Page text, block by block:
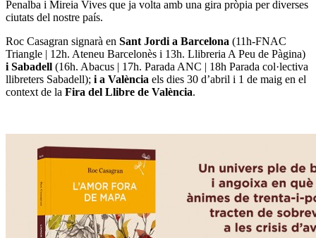
Penalba i Mireia Vives que ja volta amb una gira pròpia per diverses
ciutats del nostre país.
Roc Casagran signarà en Sant Jordi a Barcelona (11h-FNAC
Triangle | 12h. Ateneu Barcelonès i 13h. Llibreria A Peu de Pàgina)
i Sabadell (16h. Abacus | 17h. Parada ANC | 18h Parada col·lectiva
llibreters Sabadell); i a València els dies 30 d’abril i 1 de maig en el
context de la Fira del Llibre de València.